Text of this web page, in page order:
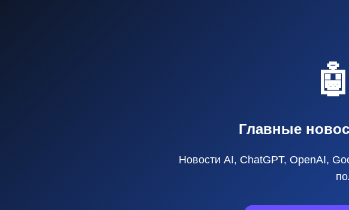
Главные
Новости AI, ChatGPT, OpenAI,